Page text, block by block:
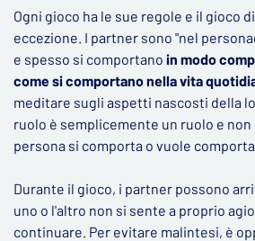
Ogni gioco ha le sue regole e il gioco
eccezione. I partner sono "nel
e spesso si comportano in modo
come si comportano nella vita
meditare sugli aspetti nascosti della
ruolo è semplicemente un ruolo e non
persona si comporta o vuole
Durante il gioco, i partner possono
uno o l'altro non si sente a proprio
continuare. Per evitare malintesi, è